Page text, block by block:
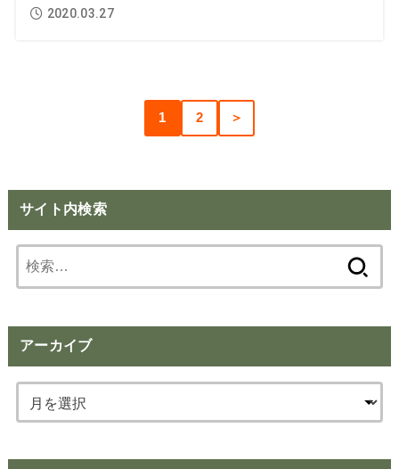
2020.03.27
1 2 ＞
サイト内検索
索:
アーカイブ